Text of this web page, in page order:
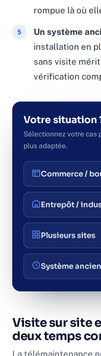
rompue là où
Un système
installation en
sans visite
vérification
Votre situation
Sélectionnez votre cas
plus adaptée.
Commerce /
Entrepôt /
Plusieurs sites
Système
Visite sur site
deux temps
La télémaintenance